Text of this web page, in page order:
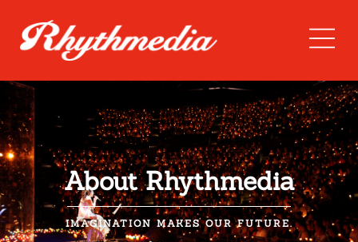
About Rhythmedia
IMAGINATION MAKES OUR FUTURE.